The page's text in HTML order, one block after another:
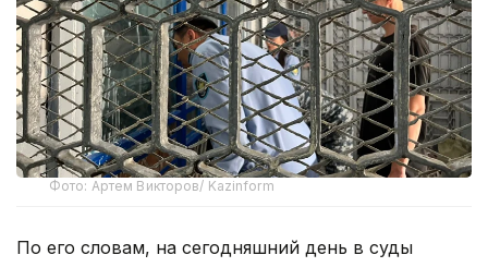
Фото: Артем Викторов/ Kazinform
По его словам, на сегодняшний день в суды